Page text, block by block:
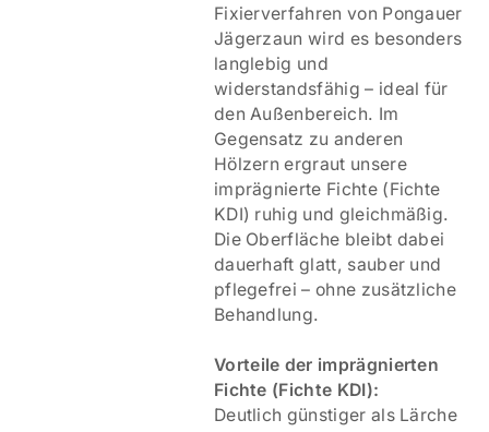
Fixierverfahren von Pongauer
Jägerzaun wird es besonders
langlebig und
widerstandsfähig – ideal für
den Außenbereich. Im
Gegensatz zu anderen
Hölzern ergraut unsere
imprägnierte Fichte (Fichte
KDI) ruhig und gleichmäßig.
Die Oberfläche bleibt dabei
dauerhaft glatt, sauber und
pflegefrei – ohne zusätzliche
Behandlung.
Vorteile der imprägnierten
Fichte (Fichte KDI):
Deutlich günstiger als Lärche